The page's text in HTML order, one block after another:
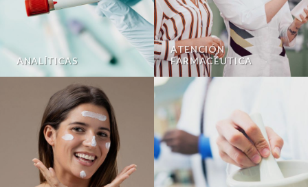
ANALÍTICAS
ATENCIÓN
FARMACÉUTICA